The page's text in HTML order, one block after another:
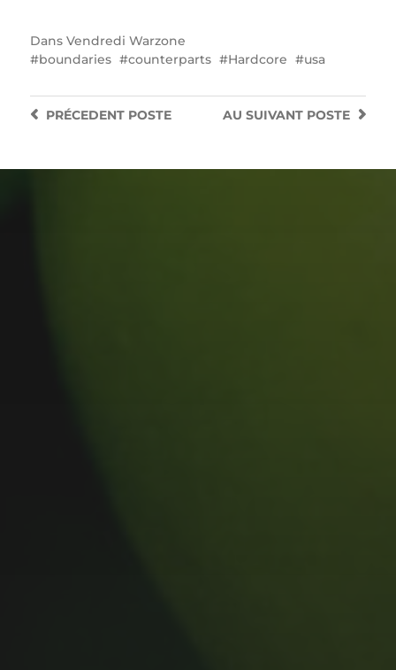
Dans Vendredi Warzone
boundaries
counterparts Hardcore usa
AU SUIVANT POSTE
PRÉCEDENTPOSTE